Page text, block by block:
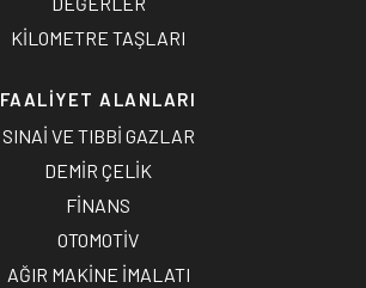
KİLOMETRE TAŞLARI
FAALİYET ALANLARI
SINAİ VE TIBBİ GAZLAR
DEMİR ÇELİK
FİNANS
OTOMOTİV
AĞIR MAKİNE İMALATI